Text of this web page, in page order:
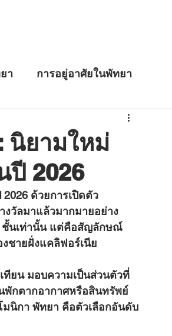
า การอยู่อาศัยในพัทยา
นิยามใหม่
ปี 2026
วัลมาแล้วมากมายอย่าง
ชั้นเท่านั้น แต่คือสัญลักษณ์
ชายฝั่งแคลิฟอร์เนีย
พักตากอากาศหรือสินทรัพย์
มนิกา พัทยา คือตัวเลือกอันดับ